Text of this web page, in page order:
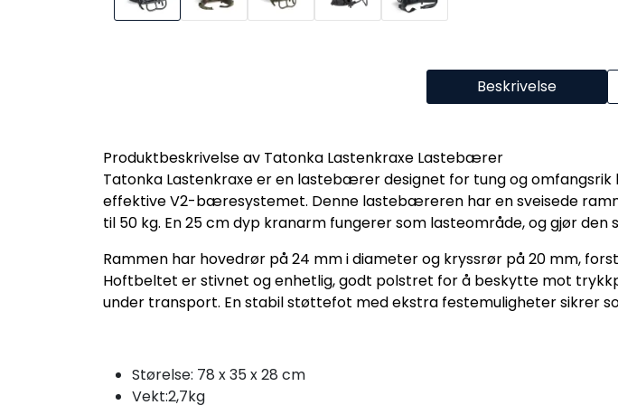
Beskrivelse
Produktbeskrivelse av Tatonka Lastenkraxe Lastebærer
Tatonka Lastenkraxe er en lastebærer designet for tung og
effektive V2-bæresystemet. Denne lastebæreren har en sveisede
til 50 kg. En 25 cm dyp kranarm fungerer som lasteområde, og gjør
Rammen har hovedrør på 24 mm i diameter og kryssrør på 20 mm,
Hoftbeltet er stivnet og enhetlig, godt polstret for å beskytte mot
under transport. En stabil støttefot med ekstra festemuligheter sikrer
Størelse: 78 x 35 x 28 cm
Vekt:2,7kg